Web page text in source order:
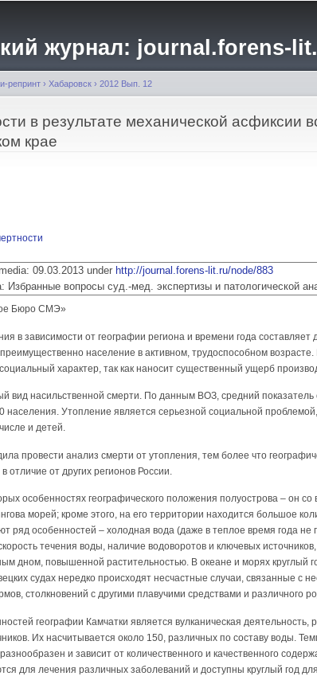
содержанию
журнал: journal.forens-
репринт › Хабаровск › 2012 Вып. 12
в результате механической асфиксии
крае
09.03.2013 under http://journal.forens-lit.ru/node/883
Избранные вопросы суд.-мед. экспертизы и патологической
Бюро СМЭ»
в зависимости от географии региона и времени года составляет
население в активном, трудоспособном
характер, так как наносит существенный ущерб
вид насильственной смерти. По данным ВОЗ, средний показатель
населения. Утопление является серьезной социальной проблемой,
и детей.
провести анализ смерти от утопления, тем более что
отличие от других регионов России.
особенностях географического положения полуострова – он
морей; кроме этого, на его территории находится большое
ряд особенностей – холодная вода (даже в теплое время года не
течения воды, наличие водоворотов и ключевых
дном, повышенной растительностью. В океане и морях круглый
судах нередко происходят несчастные случаи, связанные с
столкновений с другими плавучими средствами и различного
географии Камчатки является вулканическая деятельность,
Их насчитывается около 150, различных по составу воды.
и зависит от количественного и качественного
для лечения различных заболеваний и доступны круглый год